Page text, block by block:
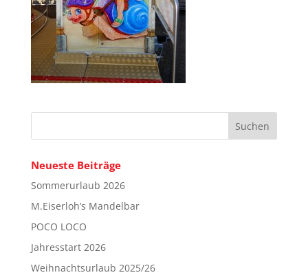
Neueste Beiträge
Sommerurlaub 2026
M.Eiserloh’s Mandelbar
POCO LOCO
Jahresstart 2026
Weihnachtsurlaub 2025/26